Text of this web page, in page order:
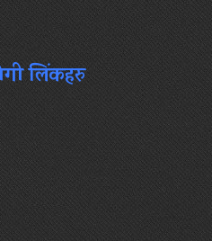
लिंकहरु